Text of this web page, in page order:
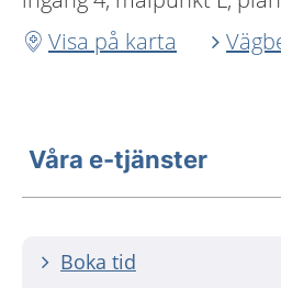
Visa på karta
Våra e-tjänster
Boka tid